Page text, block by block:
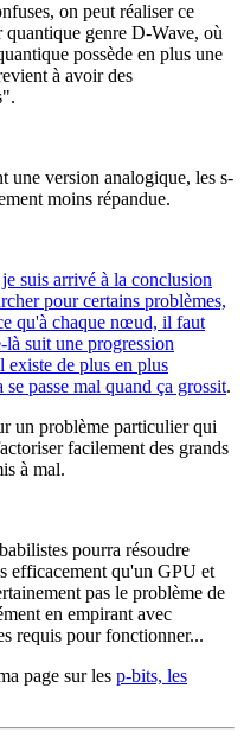
on peut réaliser ce
quantique genre D-Wave, où
possède en plus une
à avoir des
une version analogique, les s-
moins répandue.
suis arrivé à la conclusion
pour certains problèmes,
qu'à chaque nœud, il faut
suit une progression
de plus en plus
passe mal quand ça grossit.
un problème particulier qui
facilement des grands
à mal.
pourra résoudre
efficacement qu'un GPU et
pas le problème de
en empirant avec
requis pour fonctionner...
page sur les p-bits, les